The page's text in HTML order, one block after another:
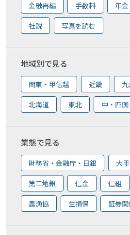
金融再編 手数料 年金
社説 写真を読む
地域別で見る
関東・甲信越 近畿 九
北海道 東北 中・四国
業態で見る
財務省・金融庁・日銀 大
第二地銀 信金 信組
農漁協 生損保 証券